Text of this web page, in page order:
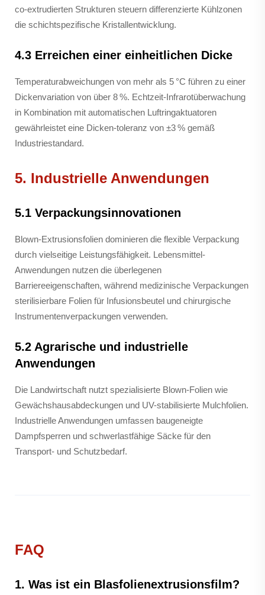
co-extrudierten Strukturen steuern differenzierte Kühlzonen
die schichtspezifische Kristallentwicklung.
4.3 Erreichen einer einheitlichen Dicke
Temperaturabweichungen von mehr als 5 °C führen zu einer
Dickenvariation von über 8 %. Echtzeit-Infrarotüberwachung
in Kombination mit automatischen Luftringaktuatoren
gewährleistet eine Dicken-toleranz von ±3 % gemäß
Industriestandard.
5. Industrielle Anwendungen
5.1 Verpackungsinnovationen
Blown-Extrusionsfolien dominieren die flexible Verpackung
durch vielseitige Leistungsfähigkeit. Lebensmittel-
Anwendungen nutzen die überlegenen
Barriereeigenschaften, während medizinische Verpackungen
sterilisierbare Folien für Infusionsbeutel und chirurgische
Instrumentenverpackungen verwenden.
5.2 Agrarische und industrielle
Anwendungen
Die Landwirtschaft nutzt spezialisierte Blown-Folien wie
Gewächshausabdeckungen und UV-stabilisierte Mulchfolien.
Industrielle Anwendungen umfassen baugeneigte
Dampfsperren und schwerlastfähige Säcke für den
Transport- und Schutzbedarf.
FAQ
1. Was ist ein Blasfolienextrusionsfilm?